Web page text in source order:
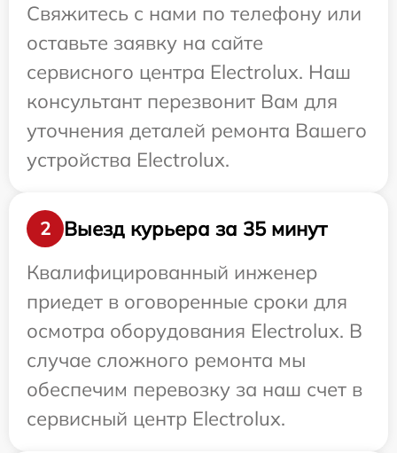
Свяжитесь с нами по телефону или
оставьте заявку на сайте
сервисного центра Electrolux. Наш
консультант перезвонит Вам для
уточнения деталей ремонта Вашего
устройства Electrolux.
2
Выезд курьера за 35 минут
Квалифицированный инженер
приедет в оговоренные сроки для
осмотра оборудования Electrolux. В
случае сложного ремонта мы
обеспечим перевозку за наш счет в
сервисный центр Electrolux.